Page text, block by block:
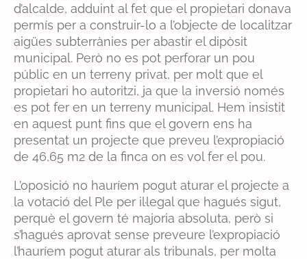
d’alcalde, adduint al fet que el propietari donava
permís per a construir-lo a l’objecte de localitzar
aigües subterrànies per abastir el dipòsit
municipal. Però no es pot perforar un pou
públic en un terreny privat, per molt que el
propietari ho autoritzi, ja que la inversió només
es pot fer en un terreny municipal. Hem insistit
en aquest punt fins que el govern ens ha
presentat un projecte que preveu l’expropiació
de 46,65 m2 de la finca on es vol fer el pou.
L’oposició no hauríem pogut aturar el projecte a
la votació del Ple per il·legal que hagués sigut,
perquè el govern té majoria absoluta, però si
s’hagués aprovat sense preveure l’expropiació
l’hauríem pogut aturar als tribunals, per molta